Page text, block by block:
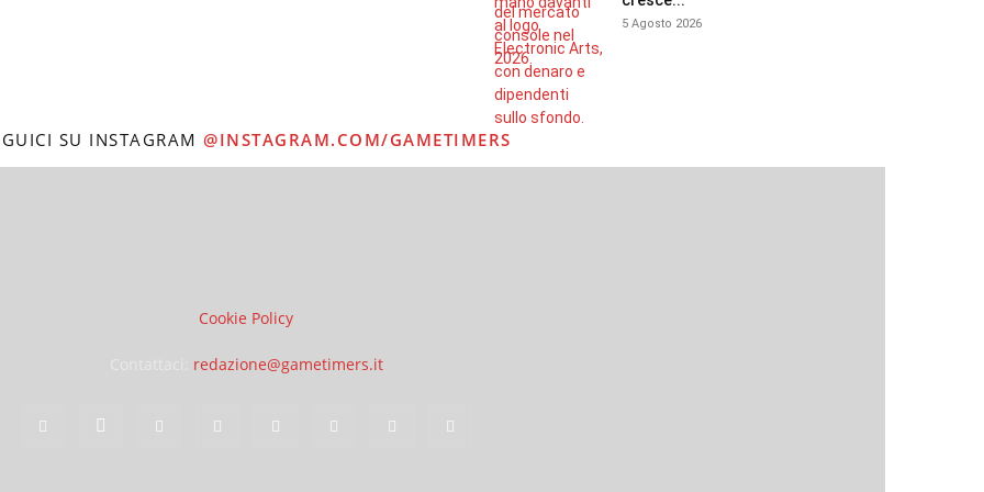
5 Agosto 2026
SU INSTAGRAM @INSTAGRAM.COM/GAMETIMERS
Cookie Policy
redazione@gametimers.it